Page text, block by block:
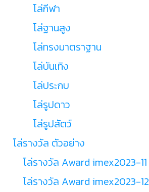
โล่กีฬา
โล่ฐานสูง
โล่ทรงมาตราฐาน
โล่บันเทิง
โล่ประกบ
โล่รูปดาว
โล่รูปสัตว์
โล่รางวัล ตัวอย่าง
โล่รางวัล Award imex2023-11
โล่รางวัล Award imex2023-12